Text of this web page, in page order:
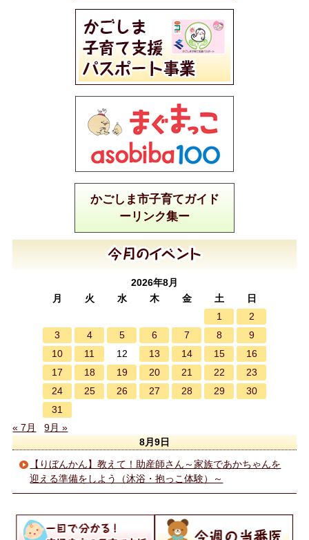
かごしま市子育てガイド
ーリンク集ー
2026年8月
月
火 水 木 金 土
日
1
2
3
4 5 6 7 8
9
10
11 12 13 14 15
16
17
18 19 20 21 22
23
24
25 26 27 28 29
30
31
« 7月
9月 »
8月9日
【りぼんかん】教えて！助産師さん～家族であかちゃんを
迎える準備をしよう（沐浴・抱っこ体験）～